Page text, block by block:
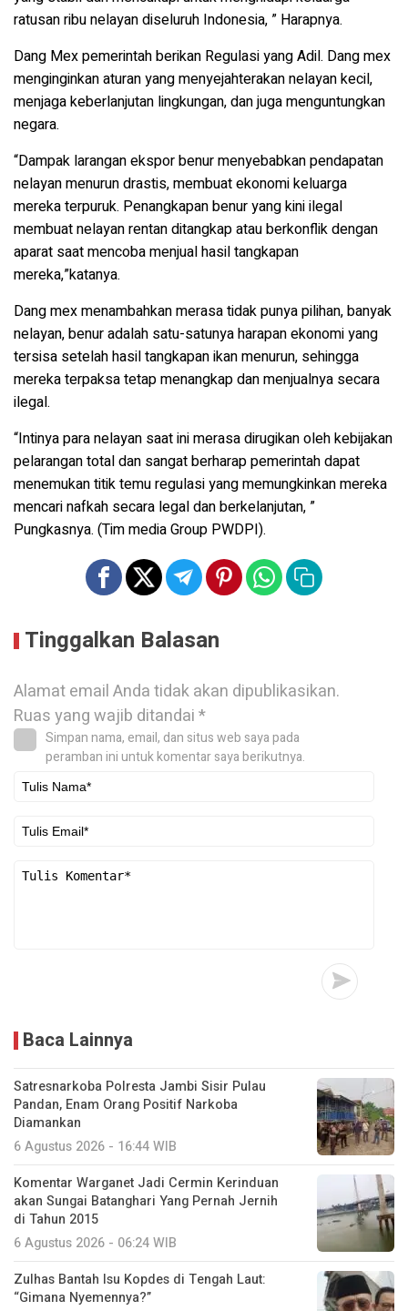
ratusan ribu nelayan diseluruh Indonesia, ” Harapnya.
Dang Mex pemerintah berikan Regulasi yang Adil. Dang mex
menginginkan aturan yang menyejahterakan nelayan kecil,
menjaga keberlanjutan lingkungan, dan juga menguntungkan
negara.
“Dampak larangan ekspor benur menyebabkan pendapatan
nelayan menurun drastis, membuat ekonomi keluarga
mereka terpuruk. Penangkapan benur yang kini ilegal
membuat nelayan rentan ditangkap atau berkonflik dengan
aparat saat mencoba menjual hasil tangkapan
mereka,”katanya.
Dang mex menambahkan merasa tidak punya pilihan, banyak
nelayan, benur adalah satu-satunya harapan ekonomi yang
tersisa setelah hasil tangkapan ikan menurun, sehingga
mereka terpaksa tetap menangkap dan menjualnya secara
ilegal.
“Intinya para nelayan saat ini merasa dirugikan oleh kebijakan
pelarangan total dan sangat berharap pemerintah dapat
menemukan titik temu regulasi yang memungkinkan mereka
mencari nafkah secara legal dan berkelanjutan, ”
Pungkasnya. (Tim media Group PWDPI).
Tinggalkan Balasan
Alamat email Anda tidak akan dipublikasikan.
Ruas yang wajib ditandai*
Simpan nama, email, dan situs web saya pada
peramban ini untuk komentar saya berikutnya.
Baca Lainnya
Satresnarkoba Polresta Jambi Sisir Pulau
Pandan, Enam Orang Positif Narkoba
Diamankan
6 Agustus 2026 - 16:44 WIB
Komentar Warganet Jadi Cermin Kerinduan
akan Sungai Batanghari Yang Pernah Jernih
di Tahun 2015
6 Agustus 2026 - 06:24 WIB
Zulhas Bantah Isu Kopdes di Tengah Laut:
“Gimana Nyemennya?”